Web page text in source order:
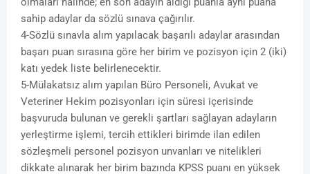
sahip adaylar da sözlü sınava çağırılır.
4-Sözlü sınavla alım yapılacak başarılı adaylar arasından
başarı puan sırasına göre her birim ve pozisyon için 2 (iki)
katı yedek liste belirlenecektir.
5-Mülakatsız alım yapılan Büro Personeli, Avukat ve
Veteriner Hekim pozisyonları için süresi içerisinde
başvuruda bulunan ve gerekli şartları sağlayan adayların
yerleştirme işlemi, tercih ettikleri birimde ilan edilen
sözleşmeli personel pozisyon unvanları ve nitelikleri
dikkate alınarak her birim bazında KPSS puanı en yüksek